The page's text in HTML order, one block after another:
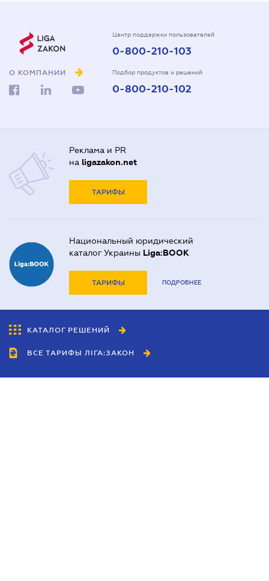
О КОМПАНИИ
Центр поддержки пользователей
0-800-210-103
Подбор продуктов и решений
0-800-210-102
Реклама и PR
на ligazakon.net
ТАРИФЫ
Национальный юридический
каталог Украины Liga:BOOK
ТАРИФЫ ПОДРОБНЕЕ
КАТАЛОГ РЕШЕНИЙ
ВСЕ ТАРИФЫ ЛІГА:ЗАКОН